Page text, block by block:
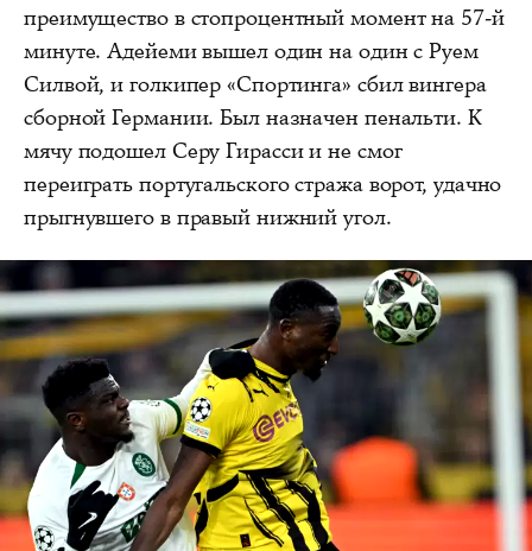
преимущество в стопроцентный момент на 57-й
минуте. Адейеми вышел один на один с Руем
Силвой, и голкипер «Спортинга» сбил вингера
сборной Германии. Был назначен пенальти. К
мячу подошел Серу Гирасси и не смог
переиграть португальского стража ворот, удачно
прыгнувшего в правый нижний угол.